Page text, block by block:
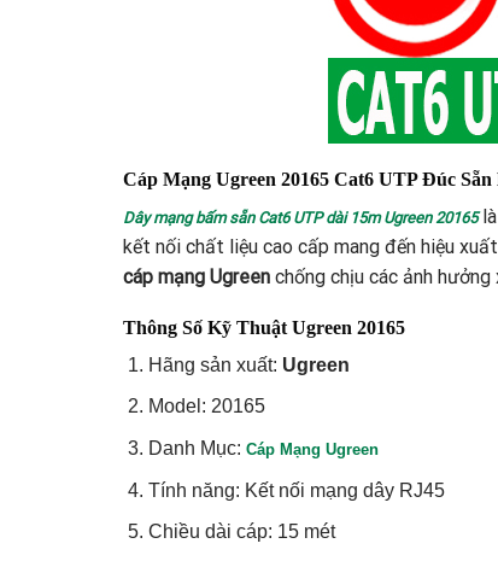
Cáp Mạng Ugreen 20165 Cat6 UTP Đúc
Dây mạng bấm sẵn Cat6 UTP dài 15m Ugreen 20165là
kết nối chất liệu cao cấp mang đến hiệu
cáp mạng Ugreen chống chịu các ảnh
Thông Số Kỹ Thuật Ugreen 20165
Hãng sản xuất: Ugreen
Model: 20165
Danh Mục: Cáp Mạng Ugreen
Tính năng: Kết nối mạng dây RJ45
Chiều dài cáp: 15 mét